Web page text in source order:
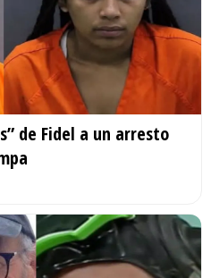
de Fidel a un arresto